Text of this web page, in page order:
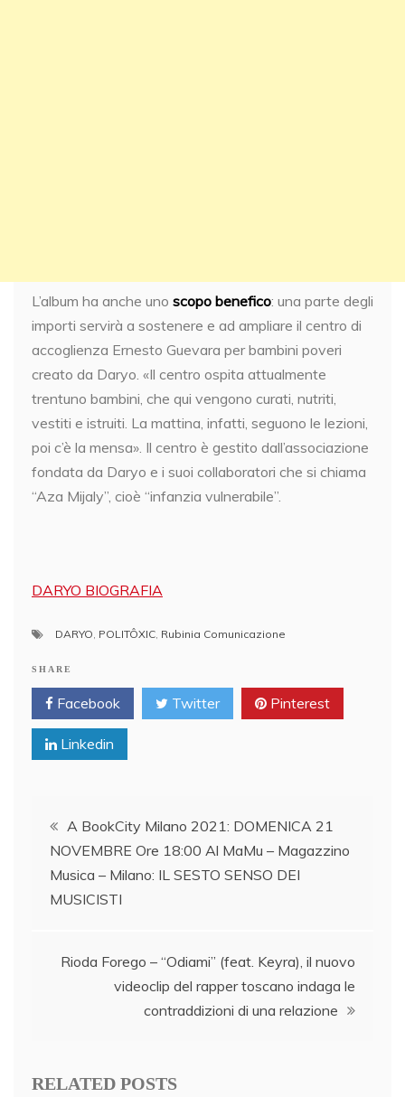
L’album ha anche uno scopo benefico: una parte degli
importi servirà a sostenere e ad ampliare il centro di
accoglienza Ernesto Guevara per bambini poveri
creato da Daryo. «Il centro ospita attualmente
trentuno bambini, che qui vengono curati, nutriti,
vestiti e istruiti. La mattina, infatti, seguono le lezioni,
poi c’è la mensa». Il centro è gestito dall’associazione
fondata da Daryo e i suoi collaboratori che si chiama
“Aza Mijaly”, cioè “infanzia vulnerabile”.
DARYO BIOGRAFIA
DARYO, POLITÔXIC, Rubinia Comunicazione
SHARE
Facebook Twitter Pinterest
Linkedin
Post
navigation
A BookCity Milano 2021: DOMENICA 21
NOVEMBRE Ore 18:00 Al MaMu – Magazzino
Musica – Milano: IL SESTO SENSO DEI
MUSICISTI
Rioda Forego – “Odiami” (feat. Keyra), il nuovo
videoclip del rapper toscano indaga le
contraddizioni di una relazione
RELATED POSTS